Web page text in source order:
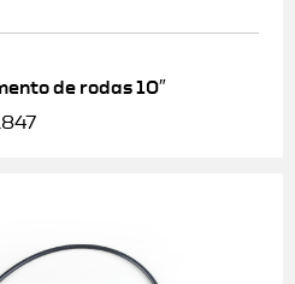
de rodas 10″